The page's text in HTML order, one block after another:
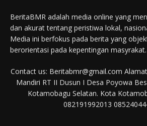
BeritaBMR adalah media online yang
dan akurat tentang peristiwa lokal,
Media ini berfokus pada berita yang
berorientasi pada kepentingan masyrakat.
Contact us: Beritabmr@gmail.com
Mandiri RT II Dusun I Desa Poyowa
Kotamobagu Selatan. Kota
082191992013